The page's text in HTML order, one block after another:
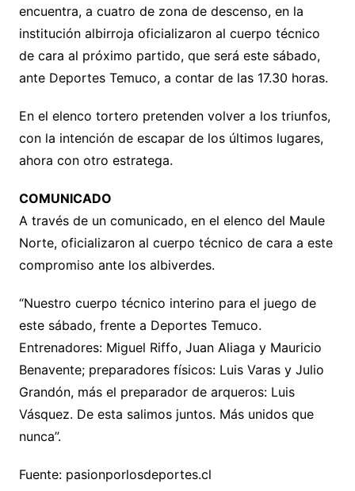
encuentra, a cuatro de zona de descenso, en la
institución albirroja oficializaron al cuerpo técnico
de cara al próximo partido, que será este sábado,
ante Deportes Temuco, a contar de las 17.30 horas.
En el elenco tortero pretenden volver a los triunfos,
con la intención de escapar de los últimos lugares,
ahora con otro estratega.
COMUNICADO
A través de un comunicado, en el elenco del Maule
Norte, oficializaron al cuerpo técnico de cara a este
compromiso ante los albiverdes.
“Nuestro cuerpo técnico interino para el juego de
este sábado, frente a Deportes Temuco.
Entrenadores: Miguel Riffo, Juan Aliaga y Mauricio
Benavente; preparadores físicos: Luis Varas y Julio
Grandón, más el preparador de arqueros: Luis
Vásquez. De esta salimos juntos. Más unidos que
nunca”.
Fuente: pasionporlosdeportes.cl